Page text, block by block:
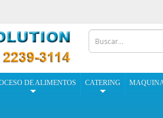
DE ALIMENTOS CATERING